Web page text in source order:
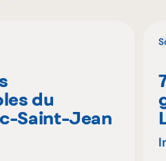
du
Saint-Jean